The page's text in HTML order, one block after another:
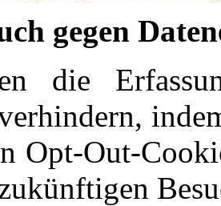
gegen
die
Opt-Out-